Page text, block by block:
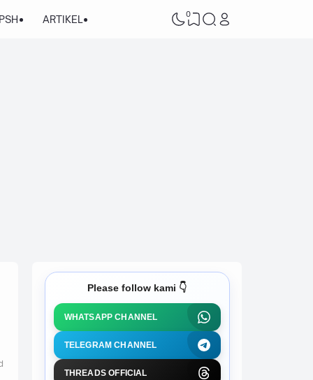
ARTIKEL 0
Please follow kami 👇
WHATSAPP CHANNEL
TELEGRAM CHANNEL
THREADS OFFICIAL